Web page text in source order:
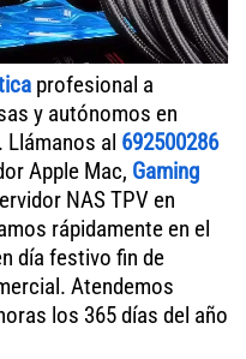
profesional a
y autónomos en
Llámanos al 692500286
Apple Mac, Gaming
NAS TPV en
rápidamente en el
día festivo fin de
Atendemos
los 365 días del año